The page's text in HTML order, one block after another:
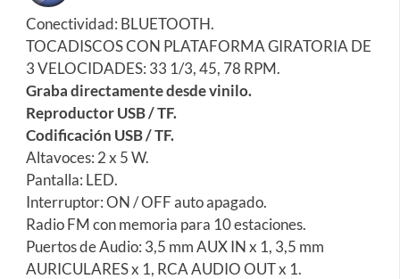
Conectividad: BLUETOOTH.
TOCADISCOS CON PLATAFORMA GIRATORIA DE
3 VELOCIDADES: 33 1/3, 45, 78 RPM.
Graba directamente desde vinilo.
Reproductor USB / TF.
Codificación USB / TF.
Altavoces: 2 x 5 W.
Pantalla: LED.
Interruptor: ON / OFF auto apagado.
Radio FM con memoria para 10 estaciones.
Puertos de Audio: 3,5 mm AUX IN x 1, 3,5 mm
AURICULARES x 1, RCA AUDIO OUT x 1.